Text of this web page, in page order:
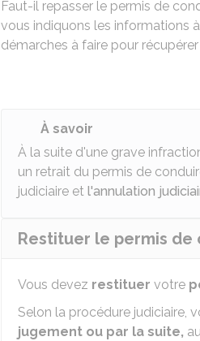
Faut-il repasser le permis de
vous indiquons les informations
démarches à faire pour
À savoir
À la suite d'une grave
un retrait du permis de
judiciaire et l'annulation
Restituer le permis de
Vous devez restituer votre
Selon la procédure judiciaire,
jugement ou par la suite,